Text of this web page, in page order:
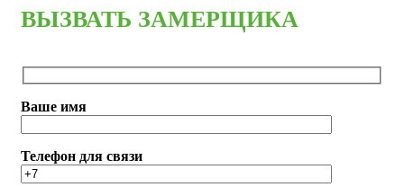
ВЫЗВАТЬ ЗАМЕРЩИКА
Ваше имя
Телефон для связи